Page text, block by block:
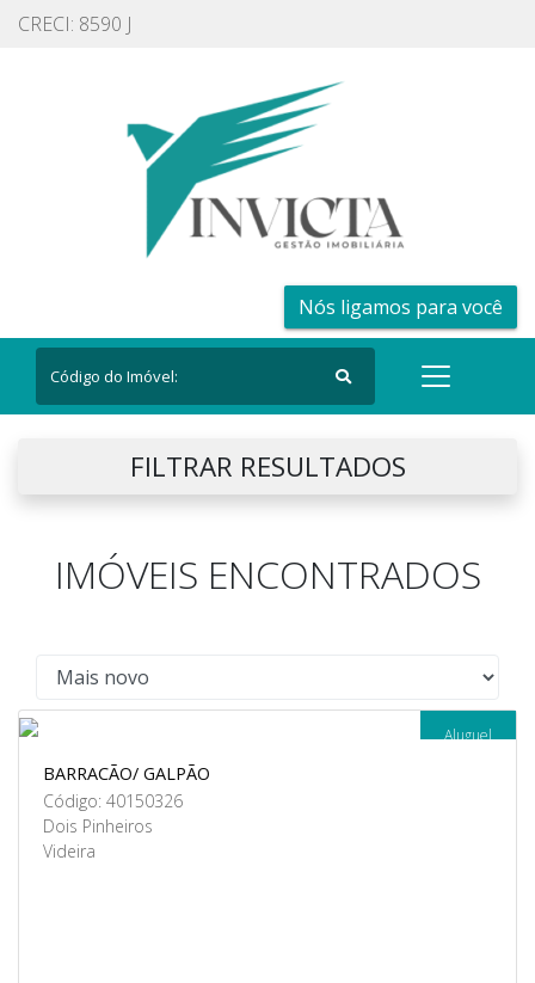
CRECI: 8590 J
Nós ligamos para você
FILTRAR RESULTADOS
IMÓVEIS ENCONTRADOS
Aluguel
BARRACÃO/ GALPÃO
Código: 40150326
Dois Pinheiros
Videira